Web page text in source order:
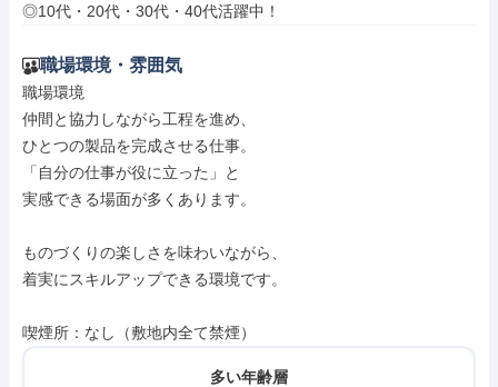
◎10代・20代・30代・40代活躍中！
職場環境・雰囲気
職場環境
仲間と協力しながら工程を進め、
ひとつの製品を完成させる仕事。
「自分の仕事が役に立った」と
実感できる場面が多くあります。
ものづくりの楽しさを味わいながら、
着実にスキルアップできる環境です。
喫煙所：なし（敷地内全て禁煙）
多い年齢層